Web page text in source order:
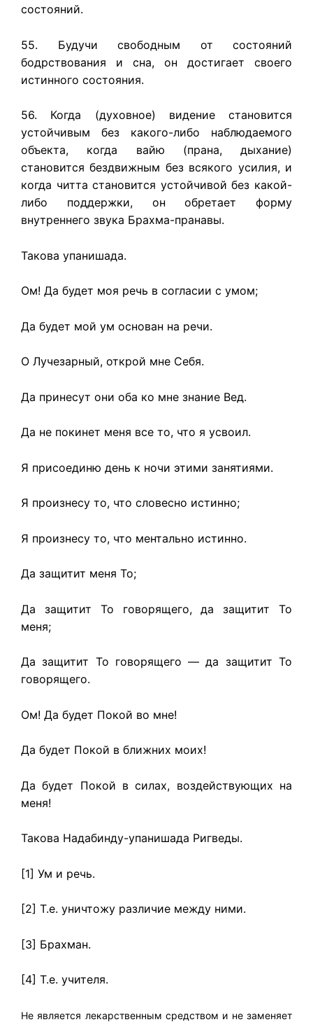
состояний.
55. Будучи свободным от состояний
бодрствования и сна, он достигает своего
истинного состояния.
56. Когда (духовное) видение становится
устойчивым без какого-либо наблюдаемого
объекта, когда вайю (прана, дыхание)
становится бездвижным без всякого усилия, и
когда читта становится устойчивой без какой-
либо поддержки, он обретает форму
внутреннего звука Брахма-пранавы.
Такова упанишада.
Ом! Да будет моя речь в согласии с умом;
Да будет мой ум основан на речи.
O Лучезарный, открой мне Себя.
Да принесут они оба ко мне знание Вед.
Да не покинет меня все то, что я усвоил.
Я присоединю день к ночи этими занятиями.
Я произнесу то, что словесно истинно;
Я произнесу то, что ментально истинно.
Да защитит меня То;
Да защитит То говорящего, да защитит То
меня;
Да защитит То говорящего — да защитит То
говорящего.
Ом! Да будет Покой во мне!
Да будет Покой в ближних моих!
Да будет Покой в силах, воздействующих на
меня!
Такова Надабинду-упанишада Ригведы.
[1] Ум и речь.
[2] Т.е. уничтожу различие между ними.
[3] Брахман.
[4] Т.е. учителя.
Не является лекарственным средством и не заменяет